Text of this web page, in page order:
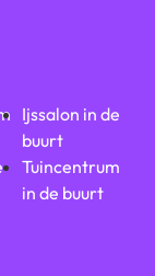
Ijssalon in de
buurt
Tuincentrum
in de buurt